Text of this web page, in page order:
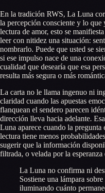
En la tradición RWS, La Luna
la percepción consciente y lo que
lectura de amor, esto se
leer con nitidez una situación:
nombrarlo. Puede que usted se
si ese impulso nace de una
cualidad que desearía que esa
resulta más segura o más
La carta no le llama ingenuo ni
claridad cuando las apuestas
flanquean el sendero parecen
dirección lleva hacia adelante.
Luna aparece cuando la pregunta
lectura tiene menos
sugerir que la información
filtrada, o velada por la
La Luna no confirma ni
Sostiene una lámpara
iluminando cuánto